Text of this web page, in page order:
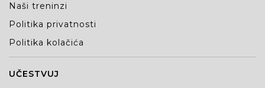
Naši treninzi
Politika privatnosti
Politika kolačića
UČESTVUJ